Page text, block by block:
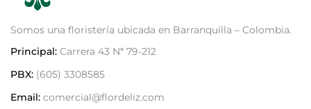
Somos una floristería ubicada en Barranquilla – Colombia.
Principal: Carrera 43 N* 79-212
PBX: (605) 3308585
Email: comercial@flordeliz.com